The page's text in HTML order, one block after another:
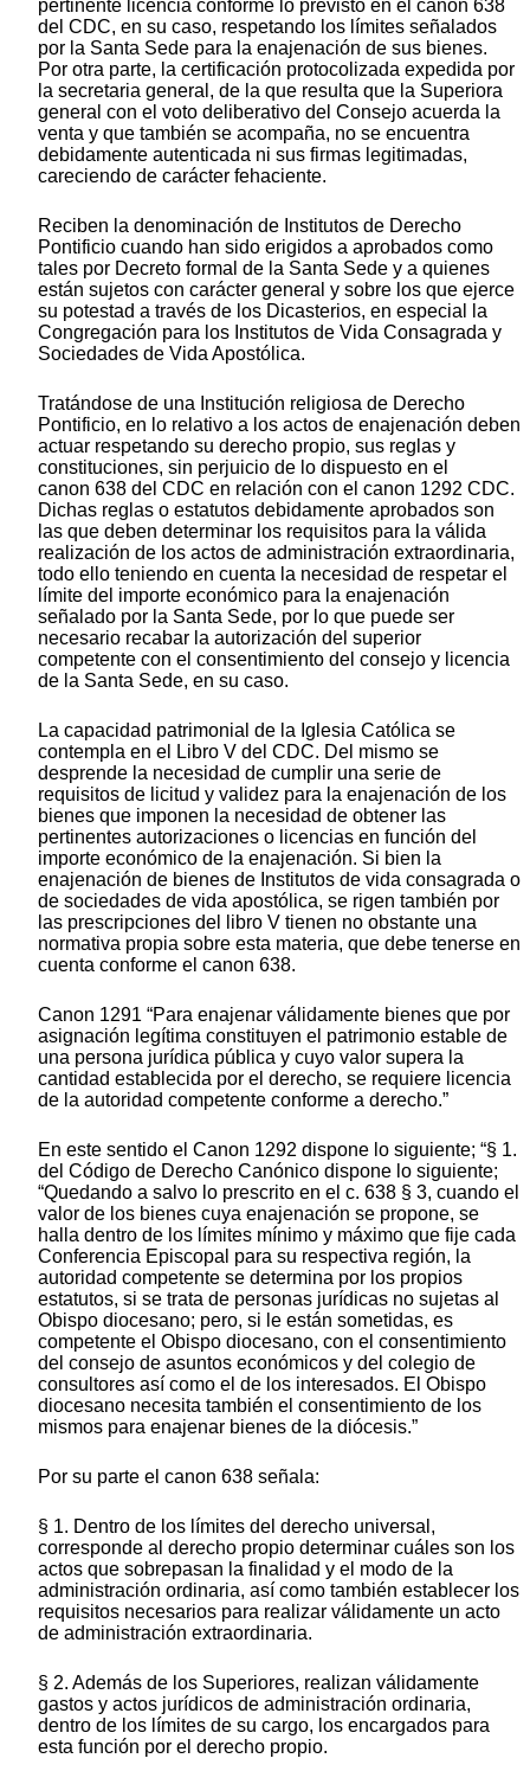
pertinente licencia conforme lo previsto en el canon 638
del CDC, en su caso, respetando los límites señalados
por la Santa Sede para la enajenación de sus bienes.
Por otra parte, la certificación protocolizada expedida por
la secretaria general, de la que resulta que la Superiora
general con el voto deliberativo del Consejo acuerda la
venta y que también se acompaña, no se encuentra
debidamente autenticada ni sus firmas legitimadas,
careciendo de carácter fehaciente.
Reciben la denominación de Institutos de Derecho
Pontificio cuando han sido erigidos a aprobados como
tales por Decreto formal de la Santa Sede y a quienes
están sujetos con carácter general y sobre los que ejerce
su potestad a través de los Dicasterios, en especial la
Congregación para los Institutos de Vida Consagrada y
Sociedades de Vida Apostólica.
Tratándose de una Institución religiosa de Derecho
Pontificio, en lo relativo a los actos de enajenación deben
actuar respetando su derecho propio, sus reglas y
constituciones, sin perjuicio de lo dispuesto en el
canon 638 del CDC en relación con el canon 1292 CDC.
Dichas reglas o estatutos debidamente aprobados son
las que deben determinar los requisitos para la válida
realización de los actos de administración extraordinaria,
todo ello teniendo en cuenta la necesidad de respetar el
límite del importe económico para la enajenación
señalado por la Santa Sede, por lo que puede ser
necesario recabar la autorización del superior
competente con el consentimiento del consejo y licencia
de la Santa Sede, en su caso.
La capacidad patrimonial de la Iglesia Católica se
contempla en el Libro V del CDC. Del mismo se
desprende la necesidad de cumplir una serie de
requisitos de licitud y validez para la enajenación de los
bienes que imponen la necesidad de obtener las
pertinentes autorizaciones o licencias en función del
importe económico de la enajenación. Si bien la
enajenación de bienes de Institutos de vida consagrada o
de sociedades de vida apostólica, se rigen también por
las prescripciones del libro V tienen no obstante una
normativa propia sobre esta materia, que debe tenerse en
cuenta conforme el canon 638.
Canon 1291 “Para enajenar válidamente bienes que por
asignación legítima constituyen el patrimonio estable de
una persona jurídica pública y cuyo valor supera la
cantidad establecida por el derecho, se requiere licencia
de la autoridad competente conforme a derecho.”
En este sentido el Canon 1292 dispone lo siguiente; “§ 1.
del Código de Derecho Canónico dispone lo siguiente;
“Quedando a salvo lo prescrito en el c. 638 § 3, cuando el
valor de los bienes cuya enajenación se propone, se
halla dentro de los límites mínimo y máximo que fije cada
Conferencia Episcopal para su respectiva región, la
autoridad competente se determina por los propios
estatutos, si se trata de personas jurídicas no sujetas al
Obispo diocesano; pero, si le están sometidas, es
competente el Obispo diocesano, con el consentimiento
del consejo de asuntos económicos y del colegio de
consultores así como el de los interesados. El Obispo
diocesano necesita también el consentimiento de los
mismos para enajenar bienes de la diócesis.”
Por su parte el canon 638 señala:
§ 1. Dentro de los límites del derecho universal,
corresponde al derecho propio determinar cuáles son los
actos que sobrepasan la finalidad y el modo de la
administración ordinaria, así como también establecer los
requisitos necesarios para realizar válidamente un acto
de administración extraordinaria.
§ 2. Además de los Superiores, realizan válidamente
gastos y actos jurídicos de administración ordinaria,
dentro de los límites de su cargo, los encargados para
esta función por el derecho propio.